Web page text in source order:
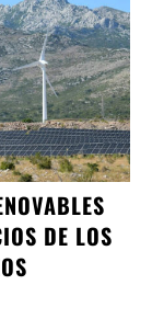
DE LOS